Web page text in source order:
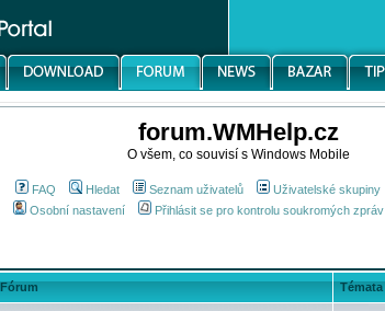
forum.WMHelp.cz
O všem, co souvisí s Windows Mobile
FAQ Hledat Seznam uživatelů Uživatelské skupiny
Osobní nastavení
Přihlásit se pro kontrolu soukromých zpráv
Fórum Témata